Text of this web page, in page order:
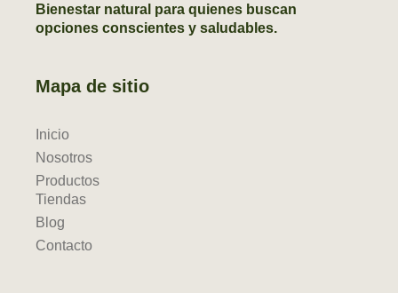
Bienestar natural para quienes buscan
opciones conscientes y saludables.
Mapa de sitio
Inicio
Nosotros
Productos
Tiendas
Blog
Contacto